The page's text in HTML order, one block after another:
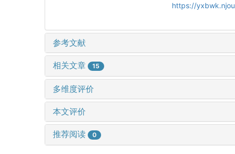
https://
参考文献
相关文章 15
多维度评价
本文评价
推荐阅读 0